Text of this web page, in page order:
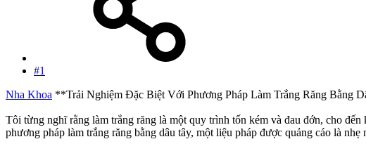
#1
Nha Khoa **Trải Nghiệm Đặc Biệt Với Phương Pháp Làm Trắng Răng Bằng
Tôi từng nghĩ rằng làm trắng răng là một quy trình tốn kém và đau đớn, cho
phương pháp làm trắng răng bằng dâu tây, một liệu pháp được quảng cáo là nhẹ